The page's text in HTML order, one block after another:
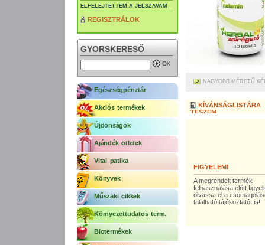
ELFELEJTETTEM A JELSZAVAM
REGISZTRÁLOK
GYORSKERESŐ
Egészségpénztár
Akciós termékek
Újdonságok
Ajándék ötletek
Vital patika
Könyvek
Műszaki cikkek
Környezettudatos term.
Biotermékek
NAGYOBB MÉRETŰ
KÍVÁNSÁGLISTÁRA
TESZEM
FIGYELEM!
A megrendelt termék
felhasználása előtt
olvassa el a
található tájékoztatót is!